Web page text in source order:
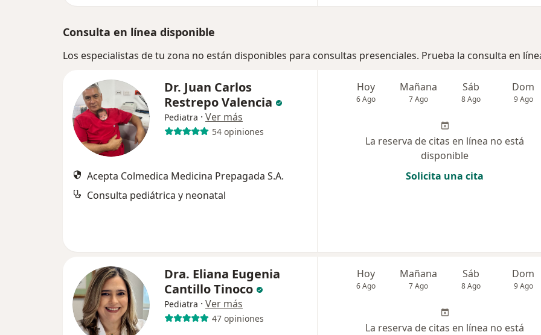
Consulta en línea disponible
Los especialistas de tu zona no están disponibles para consultas presenciales. Prueba la consulta en
Dr. Juan Carlos
Restrepo Valencia
Pediatra · Ver más
54 opiniones
Acepta Colmedica Medicina Prepagada S.A.
Consulta pediátrica y neonatal
Hoy
6 Ago
Mañana
7 Ago
Sáb
8 Ago
Dom
9 Ago
La reserva de citas en línea no está
disponible
Solicita una cita
Dra. Eliana Eugenia
Cantillo Tinoco
Pediatra · Ver más
47 opiniones
Hoy
6 Ago
Mañana
7 Ago
Sáb
8 Ago
Dom
9 Ago
La reserva de citas en línea no está